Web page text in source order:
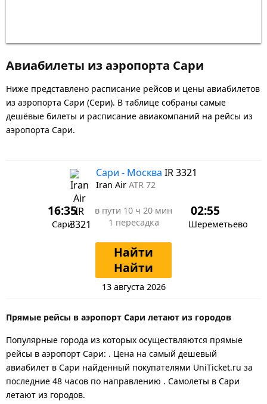
Авиабилеты из аэропорта Сари
Ниже представлено расписание рейсов и цены авиабилетов
из аэропорта Сари (Сери). В таблице собраны самые
дешёвые билеты и расписание авиакомпаний на рейсы из
аэропорта Сари.
Сари - Москва IR 3321
Iran Air ATR 72
16:35
Сари
в пути 10 ч 20 мин
1 пересадка
02:55
Шереметьево
Найти
Найти
13 августа 2026
Прямые рейсы в аэропорт Сари летают из городов
Популярные города из которых осуществляются прямые
рейсы в аэропорт Сари: . Цена на самый дешевый
авиабилет в Сари найденный покупателями UniTicket.ru за
последние 48 часов по направлению . Самолеты в Сари
летают из городов.